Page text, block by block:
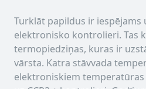
Turklāt papildus ir iespējams
elektronisko kontrolieri. Tas
termopiedziņas, kuras ir
vārsta. Katra stāvvada
elektroniskiem